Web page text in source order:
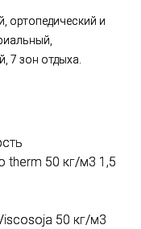
ортопедический и
7 зон отдыха.
therm 50 кг/м3 1,5
50 кг/м3